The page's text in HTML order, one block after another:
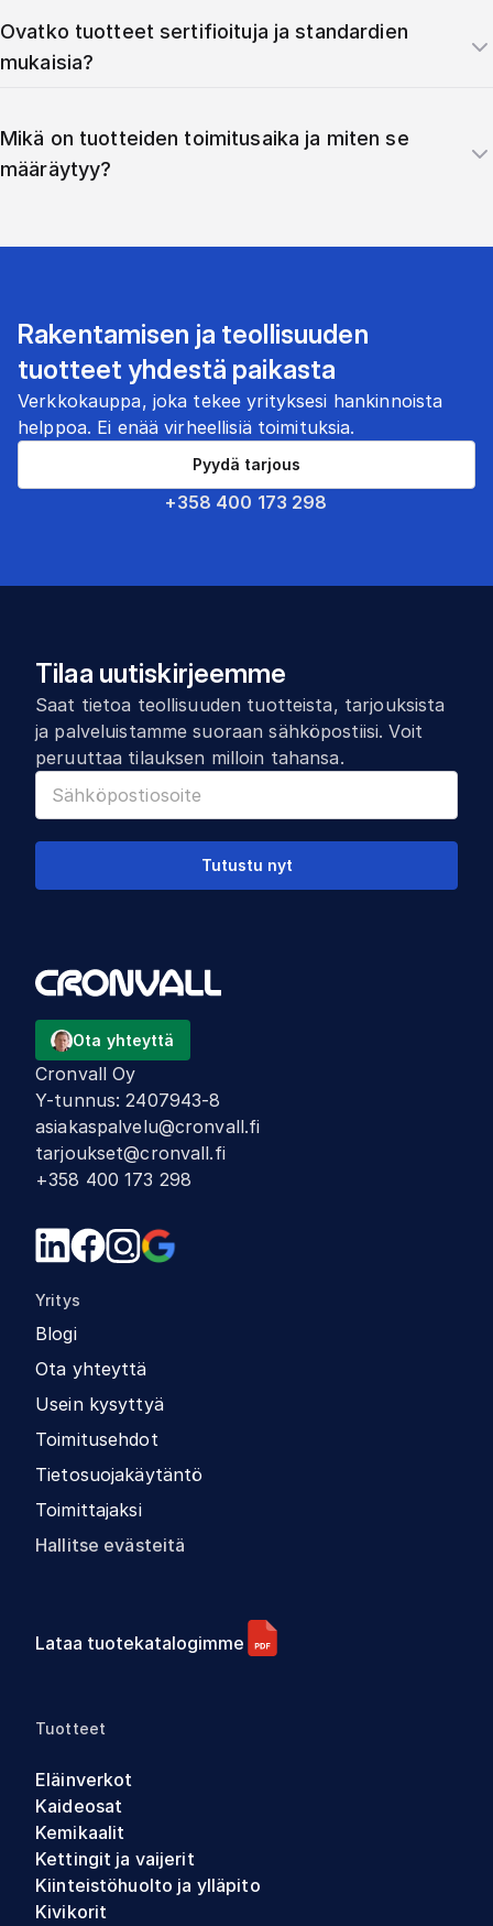
Ovatko tuotteet sertifioituja ja standardien
mukaisia?
Mikä on tuotteiden toimitusaika ja miten se
määräytyy?
Rakentamisen ja teollisuuden
tuotteet yhdestä paikasta
Verkkokauppa, joka tekee yrityksesi hankinnoista
helppoa. Ei enää virheellisiä toimituksia.
+358 400 173 298
Pyydä tarjous
Tilaa uutiskirjeemme
Saat tietoa teollisuuden tuotteista, tarjouksista
ja palveluistamme suoraan sähköpostiisi. Voit
peruuttaa tilauksen milloin tahansa.
Tutustu nyt
Ota yhteyttä
Cronvall Oy
Y-tunnus:2407943-8
asiakaspalvelu@cronvall.fi
tarjoukset@cronvall.fi
+358 400 173 298
Yritys
Blogi
Ota yhteyttä
Usein kysyttyä
Toimitusehdot
Tietosuojakäytäntö
Toimittajaksi
Hallitse evästeitä
Lataa tuotekatalogimme
Tuotteet
Eläinverkot
Kaideosat
Kemikaalit
Kettingit ja vaijerit
Kiinteistöhuolto ja ylläpito
Kivikorit